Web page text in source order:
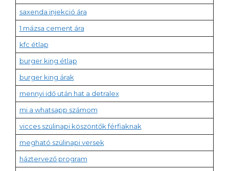
saxenda injekció ára
1 mázsa cement ára
kfc étlap
burger king étlap
burger king árak
mennyi idő után hat a detralex
mi a whatsapp számom
vicces szülinapi köszöntők férfiaknak
megható szülinapi versek
háztervező program